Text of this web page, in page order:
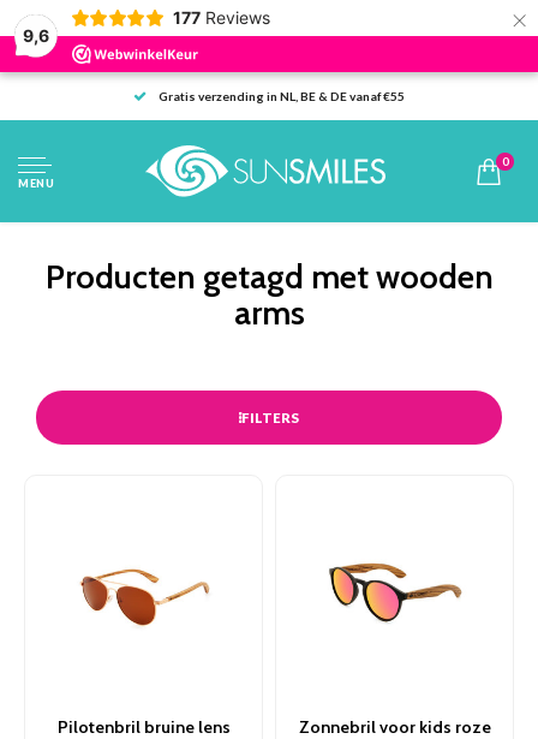
9,6
177 Reviews ×
Gratis verzending in NL, BE & DE vanaf €55
MENU
0
Producten getagd met wooden
arms
FILTERS
Pilotenbril bruine lens Zonnebril voor kids roze